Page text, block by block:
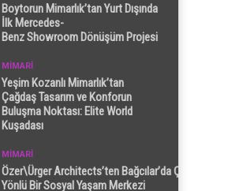
Boytorun Mimarlık’tan Yurt Dışında
İlk Mercedes-
Benz Showroom Dönüşüm Projesi
MİMARİ
Yeşim Kozanlı Mimarlık’tan
Çağdaş Tasarım ve Konforun
Buluşma Noktası: Elite World
Kuşadası
MİMARİ
Özer\Ürger Architects’ten Bağcılar’da Çok
Yönlü Bir Sosyal Yaşam Merkezi